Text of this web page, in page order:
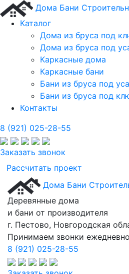
Дома Бани
Каталог
Дома из бруса под
Дома из бруса под
Каркасные дома
Каркасные бани
Бани из бруса под
Бани из бруса под
Контакты
8 (921) 025-28-55
Заказать звонок
Рассчитать проект
Дома Бани
Деревянные дома
и бани от производителя
г. Пестово, Новгородская
Принимаем звонки
8 (921) 025-28-55